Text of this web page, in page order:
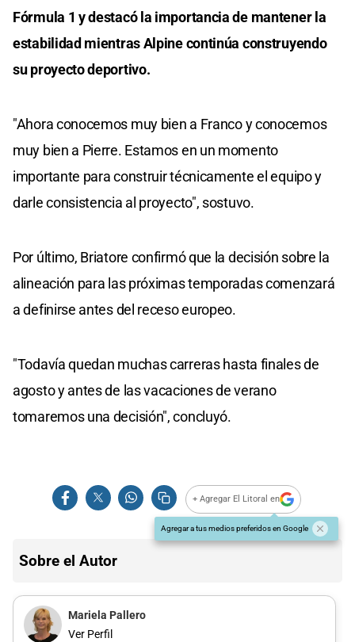
Fórmula 1 y destacó la importancia de mantener la
estabilidad mientras Alpine continúa construyendo
su proyecto deportivo.
"Ahora conocemos muy bien a Franco y conocemos
muy bien a Pierre. Estamos en un momento
importante para construir técnicamente el equipo y
darle consistencia al proyecto", sostuvo.
Por último, Briatore confirmó que la decisión sobre la
alineación para las próximas temporadas comenzará
a definirse antes del receso europeo.
"Todavía quedan muchas carreras hasta finales de
agosto y antes de las vacaciones de verano
tomaremos una decisión", concluyó.
+ Agregar El Litoral en
Agregar a tus medios preferidos en Google
Sobre el Autor
Mariela Pallero
Ver Perfil